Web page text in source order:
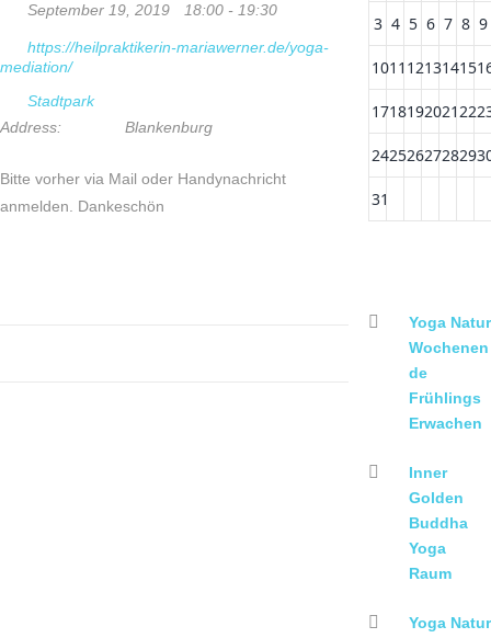
September 19, 2019 18:00 - 19:30
https://heilpraktikerin-mariawerner.de/yoga-
mediation/
Stadtpark
Address:
Blankenburg
Bitte vorher via Mail oder Handynachricht
anmelden. Dankeschön
3 4 5 6 7 8 9
1011 12131415
171819202122
242526272829
31
Yoga Natur
Wochenen
de
Frühlings
Erwachen
Inner
Golden
Buddha
Yoga
Raum
Yoga Natur